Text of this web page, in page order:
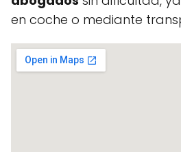
en coche o mediante